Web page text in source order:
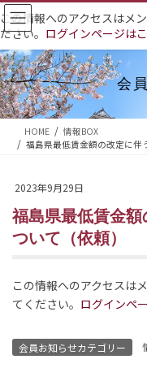
コ
ン
テ
ン
ツ
へ
ス
ナ
ビ
ゲ
ー
シ
ョ
ン
この情報へのアクセスはメ
ださい。 ログインページは
会
HOME
情報BOX
福島県最低賃金額の改定に伴
2023年9月29日
福島県最低賃金額の改定に伴う周知広報等に
ついて（依頼）
この情報へのアクセスは
てください。 ログインペ
会員お知らせカテゴリー